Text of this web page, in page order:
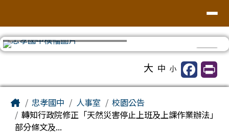
大 中 小
Home忠孝國中 人事室
校園公告
轉知行政院修正「天然災害停止上班及上課作業辦法」
部分條文及...